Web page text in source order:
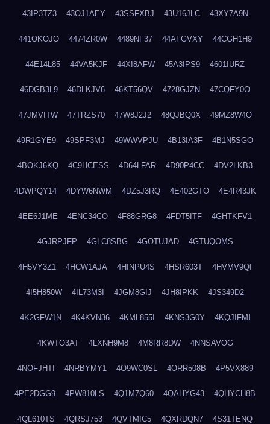
43IP3TZ3 43OJ1AEY 43SSFXBJ 43U16JLC 43XY7A9N
441OKOJO 4474ZR0W 4489NF37 44AFGVXY 44CGH1H9
44E14L85 44VA5KJF 44XI8AFW 45A3IPS9 4601IURZ
46DGB3L9 46DLKJV6 46KT56QV 4728GJZN 47CQFY0O
47JMVITW 47TRZS70 47W8J2J2 48QJBQ0X 49MZ8W4O
49R1GYE9 49SPF3MJ 49WWVPJU 4B13IA3F 4B1N5SGO
4BOKJ6KQ 4C9HCESS 4D64LFAR 4D90P4CC 4DV2LKB3
4DWPQY14 4DYW6NWM 4DZ5J3RQ 4E402GTO 4E4R43JK
4EE6J1ME 4ENC34CO 4F88GRG8 4FDT5ITF 4GHTKFV1
4GJRPJFP 4GLC8SBG 4GOTUJAD 4GTUQOMS
4H5VY3Z1 4HCW1AJA 4HINPU4S 4HSR603T 4HVMV9QI
4I5H850W 4IL73M3I 4JGM8GIJ 4JH8IPKK 4JS349D2
4K2GFW1N 4K4KVN36 4KML855I 4KNS3G0Y 4KQJIFMI
4KWTO3AT 4LXNH9M8 4M8RR8DW 4NNSAVOG
4NOFJHTI 4NRBYMY1 4O9WC0SL 4ORR508B 4P5VX889
4PE2DGG9 4PW810LS 4Q1M7Q60 4QAHYG43 4QHYCH8B
4QL610TS 4QRSJ753 4QVTMIC5 4QXRDQN7 4S31TENQ